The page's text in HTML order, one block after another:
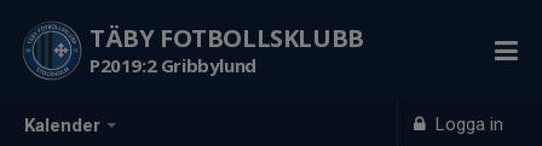
Kalender Logga in
TÄBY FOTBOLLSKLUBB
P2019:2 Gribbylund